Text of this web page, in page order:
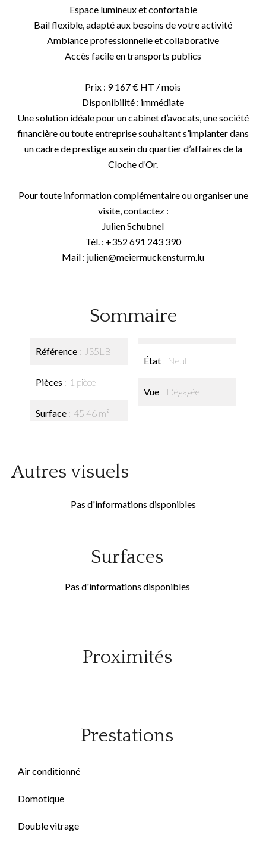
Espace lumineux et confortable
Bail flexible, adapté aux besoins de votre activité
Ambiance professionnelle et collaborative
Accès facile en transports publics
Prix : 9 167 € HT / mois
Disponibilité : immédiate
Une solution idéale pour un cabinet d’avocats, une société
financière ou toute entreprise souhaitant s’implanter dans
un cadre de prestige au sein du quartier d’affaires de la
Cloche d’Or.
Pour toute information complémentaire ou organiser une
visite, contactez :
Julien Schubnel
Tél. : +352 691 243 390
Mail : julien@meiermuckensturm.lu
Sommaire
Référence JS5LB
Pièces 1 pièce
Surface 45.46 m²
État Neuf
Vue Dégagée
Autres visuels
Pas d'informations disponibles
Surfaces
Pas d'informations disponibles
Proximités
Prestations
Air conditionné
Domotique
Double vitrage